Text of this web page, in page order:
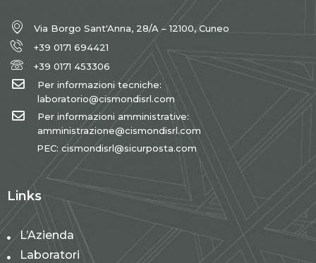
Via Borgo Sant'Anna, 28/A – 12100, Cuneo
+39 0171 694421
+39 0171 453306
Per informazioni tecniche:
laboratorio@cismondisrl.com
Per informazioni amministrative:
amministrazione@cismondisrl.com
PEC: cismondisrl@sicurposta.com
Links
L’Azienda
Laboratori